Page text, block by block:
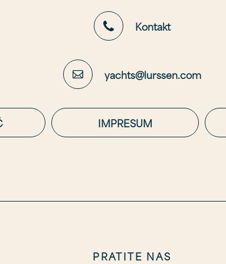
Kontakt
yachts@lurssen.com
IMPRESUM
PRATITE NAS